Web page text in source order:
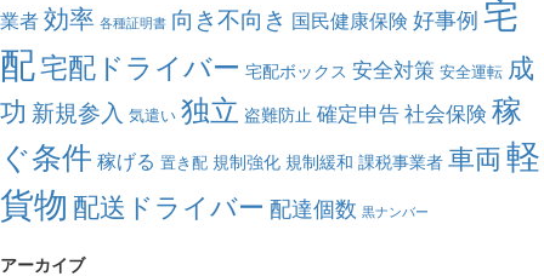
業者 効率 各種証明書 向き不向き 国民健康保険 好事例 宅
配宅配ドライバー 宅配ボックス 安全対策 安全運転 成
功 新規参入 気遣い 独立 盗難防止 確定申告 社会保険 稼
ぐ条件 稼げる 置き配 規制強化 規制緩和 課税事業者 車両 軽
貨物 配送ドライバー 配達個数 黒ナンバー
アーカイブ